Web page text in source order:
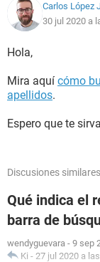
Carlos López
30 jul 2020 a
Hola,
Mira aquí cómo
apellidos.
Espero que te
Discusiones similares
Qué indica el
barra de
wendyguevara - 9 sep
Ki - 27 jul 2020 a